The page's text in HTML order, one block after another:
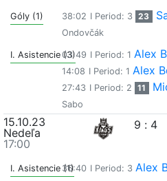
Góly (1) 38:02 I Period: 3 23
Ondovčák
I. Asistencie (3)03:49 I Period: 1 Alex
14:08 I Period: 1 Alex
27:43 I Period: 2 11
Sabo
15.10.23
Nedeľa
17:00
9 : 4
I. Asistencie (1)36:40 I Period: 3 Alex